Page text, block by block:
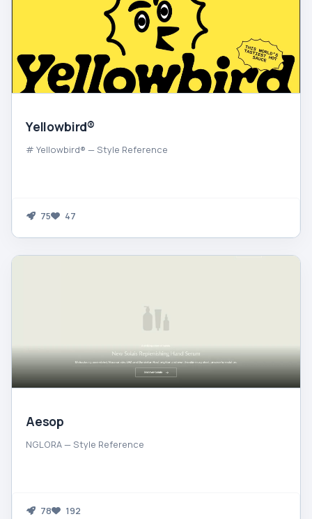
Yellowbird®
# Yellowbird® — Style Reference
75 47
Aesop
NGLORA — Style Reference
78 192